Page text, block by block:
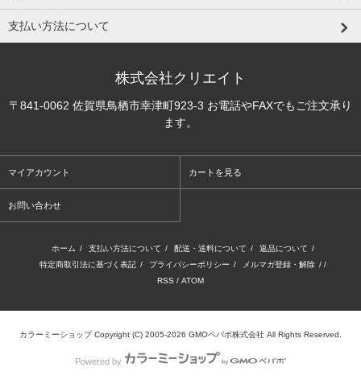
支払い方法について
株式会社クリエイト
〒841-0062 佐賀県鳥栖市幸津町923-3 お電話やFAXでもご注文承り
ます。
マイアカウント カートを見る
お問い合わせ
ホーム / 支払い方法について / 配送・送料について / 返品について /
特定商取引法に基づく表記 / プライバシーポリシー / メルマガ登録・解除 / /
RSS / ATOM
カラーミーショップ Copyright (C) 2005-2026 GMOペパボ株式会社 All Rights Reserved.
Powered by